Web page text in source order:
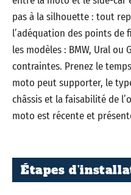
pas à la silhouette : tout
l’adéquation des points de
les modèles : BMW, Ural ou
contraintes. Prenez le
moto peut supporter, le
châssis et la faisabilité de
moto est récente et
Étapes